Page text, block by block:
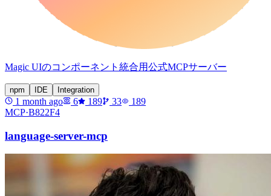
Magic UIのコンポーネント統合用公式MCPサーバー
npm IDE Integration
1 month ago 6 189 33
189
MCP·B822F4
language-server-mcp